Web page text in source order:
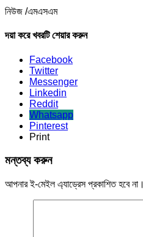
নিউজ /এমএসএম
দয়া করে খবরটি শেয়ার করুন
Facebook
Twitter
Messenger
Linkedin
Reddit
Whatsapp
Pinterest
Print
মন্তব্য করুন
আপনার ই-মেইল এ্যাড্রেস প্রকাশিত হবে না।